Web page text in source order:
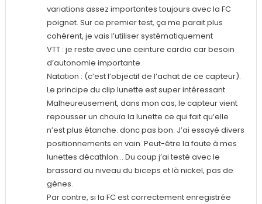
variations assez importantes toujours avec la FC
poignet. Sur ce premier test, ça me parait plus
cohérent, je vais l’utiliser systématiquement
VTT : je reste avec une ceinture cardio car besoin
d’autonomie importante
Natation : (c’est l’objectif de l’achat de ce capteur).
Le principe du clip lunette est super intéressant.
Malheureusement, dans mon cas, le capteur vient
repousser un chouïa la lunette ce qui fait qu’elle
n’est plus étanche. donc pas bon. J’ai essayé divers
positionnements en vain. Peut-être la faute à mes
lunettes décathlon… Du coup j’ai testé avec le
brassard au niveau du biceps et là nickel, pas de
gènes.
Par contre, si la FC est correctement enregistrée